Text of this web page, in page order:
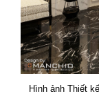
Hình ảnh Thiết